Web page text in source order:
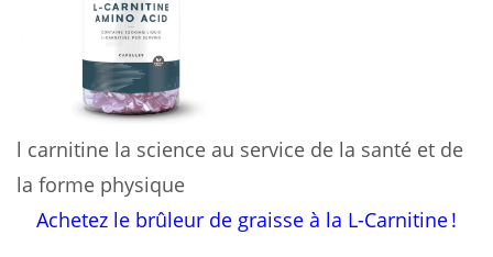
l carnitine la science au service de la santé et de
la forme physique
Achetez le brûleur de graisse à la L-Carnitine !